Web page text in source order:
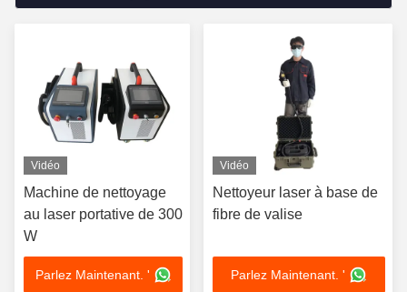
Vidéo
Machine de nettoyage
au laser portative de 300
W
Parlez Maintenant. '
Vidéo
Nettoyeur laser à base de
fibre de valise
Parlez Maintenant. '